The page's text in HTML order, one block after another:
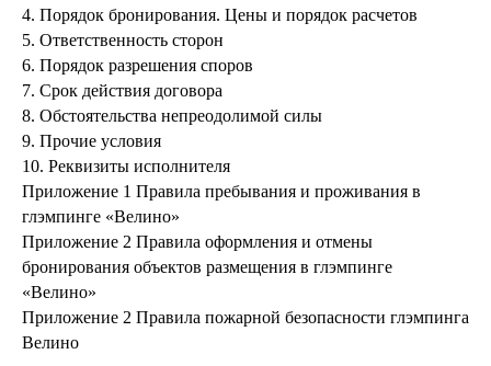
4. Порядок бронирования. Цены и порядок расчетов
5. Ответственность сторон
6. Порядок разрешения споров
7. Срок действия договора
8. Обстоятельства непреодолимой силы
9. Прочие условия
10. Реквизиты исполнителя
Приложение 1 Правила пребывания и проживания в
глэмпинге «Велино»
Приложение 2 Правила оформления и отмены
бронирования объектов размещения в глэмпинге
«Велино»
Приложение 2 Правила пожарной безопасности глэмпинга
Велино